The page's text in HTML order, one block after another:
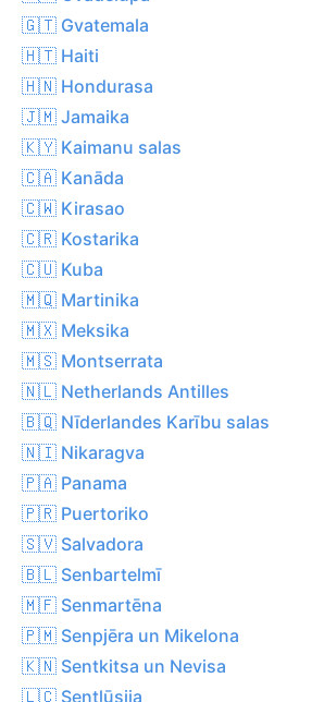
🇬🇹 Gvatemala
🇭🇹 Haiti
🇭🇳 Hondurasa
🇯🇲 Jamaika
🇰🇾 Kaimanu salas
🇨🇦 Kanāda
🇨🇼 Kirasao
🇨🇷 Kostarika
🇨🇺 Kuba
🇲🇶 Martinika
🇲🇽 Meksika
🇲🇸 Montserrata
🇳🇱 Netherlands Antilles
🇧🇶 Nīderlandes Karību salas
🇳🇮 Nikaragva
🇵🇦 Panama
🇵🇷 Puertoriko
🇸🇻 Salvadora
🇧🇱 Senbartelmī
🇲🇫 Senmartēna
🇵🇲 Senpjēra un Mikelona
🇰🇳 Sentkitsa un Nevisa
🇱🇨 Sentlūsija